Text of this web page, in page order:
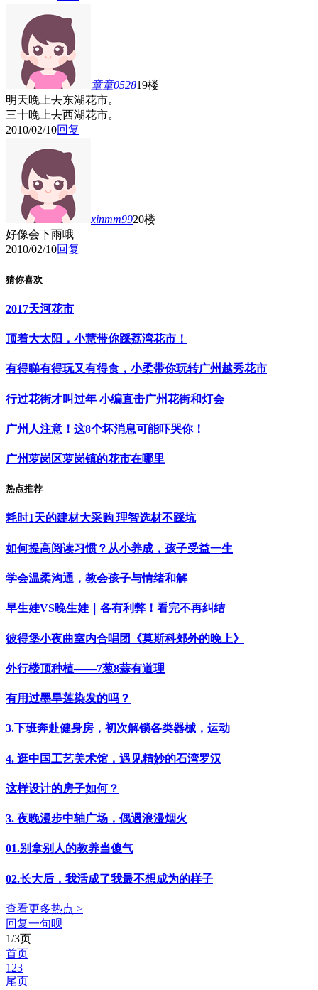
童童052819楼
明天晚上去东湖花市。
三十晚上去西湖花市。
2010/02/10回复
xinmm9920楼
好像会下雨哦
2010/02/10回复
猜你喜欢
2017天河花市
顶着大太阳，小慧带你踩荔湾花市！
有得睇有得玩又有得食，小柔带你玩转广州越秀花市
行过花街才叫过年 小编直击广州花街和灯会
广州人注意！这8个坏消息可能吓哭你！
广州萝岗区萝岗镇的花市在哪里
热点推荐
耗时1天的建材大采购 理智选材不踩坑
如何提高阅读习惯？从小养成，孩子受益一生
学会温柔沟通，教会孩子与情绪和解
早生娃VS晚生娃｜各有利弊！看完不再纠结
彼得堡小夜曲室内合唱团《莫斯科郊外的晚上》
外行楼顶种植——7葱8蒜有道理
有用过墨旱莲染发的吗？
3.下班奔赴健身房，初次解锁各类器械，运动
4. 逛中国工艺美术馆，遇见精妙的石湾罗汉
这样设计的房子如何？
3. 夜晚漫步中轴广场，偶遇浪漫烟火
01.别拿别人的教养当傻气
02.长大后，我活成了我最不想成为的样子
查看更多热点 >
回复一句呗
1/3页
首页
1 23
尾页